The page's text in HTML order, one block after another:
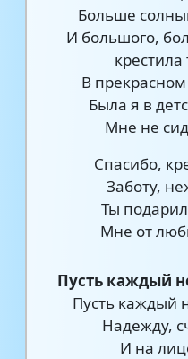
Больше
И большого,
В
Была я в
Мне не
Спасибо,
Заботу,
Ты
Мне от
Пусть каждый
Пусть каждый
Надежду,
И на